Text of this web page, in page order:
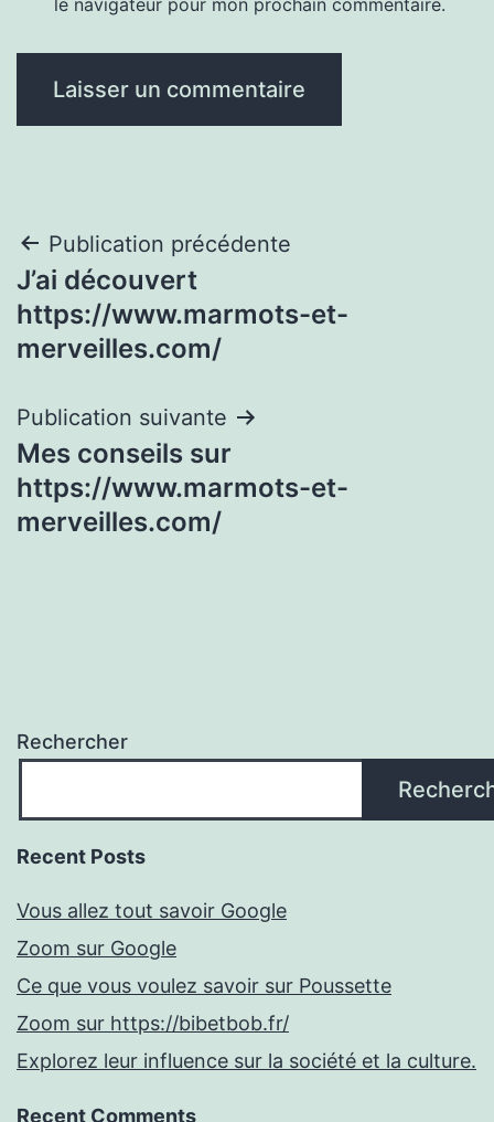
Navigation
de
l’article
Publication précédente
J’ai découvert
https://www.marmots-et-
merveilles.com/
Publication suivante
Mes conseils sur
https://www.marmots-et-
merveilles.com/
Rechercher
Recent Posts
Vous allez tout savoir Google
Zoom sur Google
Ce que vous voulez savoir sur Poussette
Zoom sur https://bibetbob.fr/
Explorez leur influence sur la société et la culture.
Recent Comments